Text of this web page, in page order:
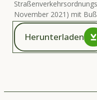
November 2021) mit
Herunterladen